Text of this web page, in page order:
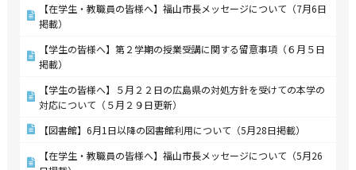
【在学生・教職員の皆様へ】福山市長メッセージについて（7月6日
掲載）
【学生の皆様へ】第２学期の授業受講に関する留意事項（６月５日
掲載）
【学生の皆様へ】５月２２日の広島県の対処方針を受けての本学の
対応について（５月２９日更新）
【図書館】6月1日以降の図書館利用について（5月28日掲載）
【在学生・教職員の皆様へ】福山市長メッセージについて（5月26